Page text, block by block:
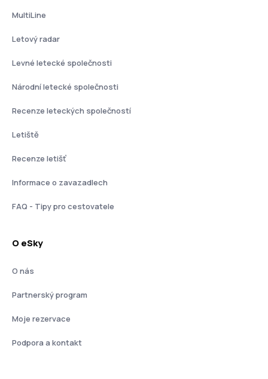
MultiLine
Letový radar
Levné letecké společnosti
Národní letecké společnosti
Recenze leteckých společností
Letiště
Recenze letišť
Informace o zavazadlech
FAQ - Tipy pro cestovatele
O eSky
O nás
Partnerský program
Moje rezervace
Podpora a kontakt